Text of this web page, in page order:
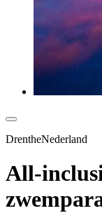
DrentheNederland
All-